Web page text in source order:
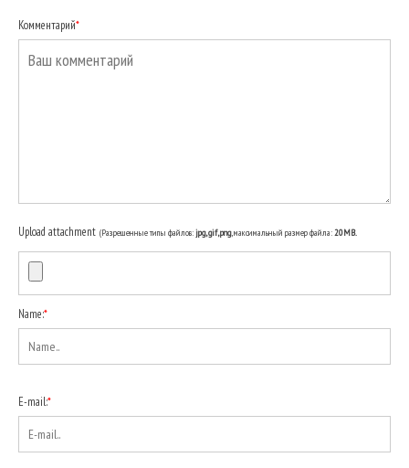
Комментарий*
Upload attachment (Разрешенные типы файлов:jpg, gif, png, максимальный размер файла:20MB.
Name:*
E-mail:*